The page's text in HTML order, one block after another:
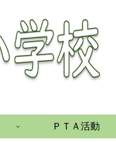
ＰＴＡ活動